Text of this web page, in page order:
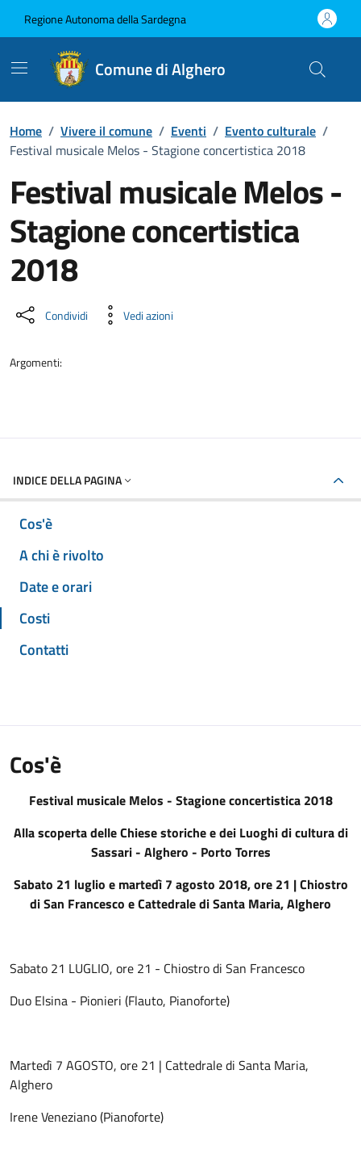
Regione Autonoma della Sardegna
Comune di Alghero
Home / Vivere il comune / Eventi / Evento culturale /
Festival musicale Melos - Stagione concertistica 2018
Festival musicale Melos -
Stagione concertistica
2018
Dettaglio dell'evento
Condividi Vedi azioni
Argomenti:
INDICE DELLA PAGINA
Cos'è
A chi è rivolto
Date e orari
Costi
Contatti
Cos'è
Festival musicale Melos - Stagione concertistica 2018
Alla scoperta delle Chiese storiche e dei Luoghi di cultura di
Sassari - Alghero - Porto Torres
Sabato 21 luglio e martedì 7 agosto 2018, ore 21 | Chiostro
di San Francesco e Cattedrale di Santa Maria, Alghero
Sabato 21 LUGLIO, ore 21 - Chiostro di San Francesco
Duo Elsina - Pionieri (Flauto, Pianoforte)
Martedì 7 AGOSTO, ore 21 | Cattedrale di Santa Maria,
Alghero
Irene Veneziano (Pianoforte)